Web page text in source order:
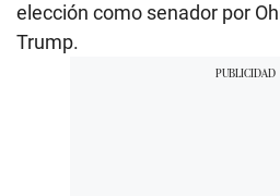
elección como senador por
Trump.